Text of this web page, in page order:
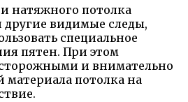
натяжного потолка
другие видимые следы,
специальное
пятен. При этом
и внимательно
материала потолка на